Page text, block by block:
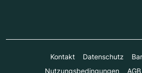
Kontakt Datenschutz
Nutzungsbedingungen
AGB